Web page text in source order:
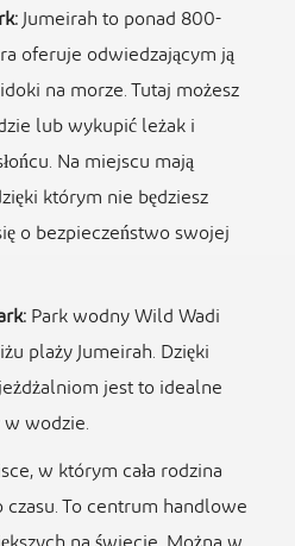
Jumeirah to ponad 800-
oferuje odwiedzającym ją
na morze. Tutaj możesz
lub wykupić leżak i
Na miejscu mają
którym nie będziesz
o bezpieczeństwo swojej
Park wodny Wild Wadi
plaży Jumeirah. Dzięki
jest to idealne
wodzie.
w którym cała rodzina
czasu. To centrum handlowe